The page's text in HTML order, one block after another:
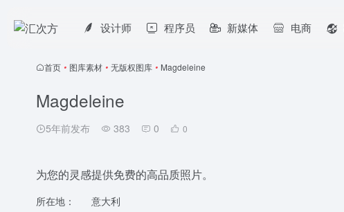
设计师 程序员 新媒体 电商
首页 • 图库素材 • 无版权图库 • Magdeleine
Magdeleine
5年前发布 383 0 0
为您的灵感提供免费的高品质照片。
所在地：
意大利